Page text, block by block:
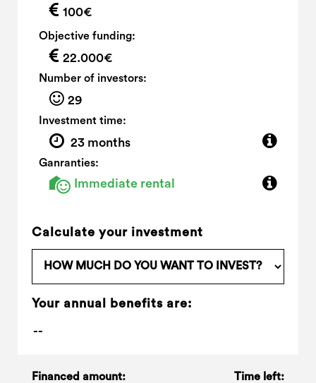
100€
Objective funding:
22.000€
Number of investors:
29
Investment time:
23 months
Ganranties:
Immediate rental
Calculate your investment
Your annual benefits are:
Financed amount: Time left: